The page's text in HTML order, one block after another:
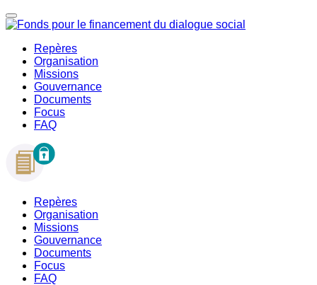
Repères
Organisation
Missions
Gouvernance
Documents
Focus
FAQ
Repères
Organisation
Missions
Gouvernance
Documents
Focus
FAQ